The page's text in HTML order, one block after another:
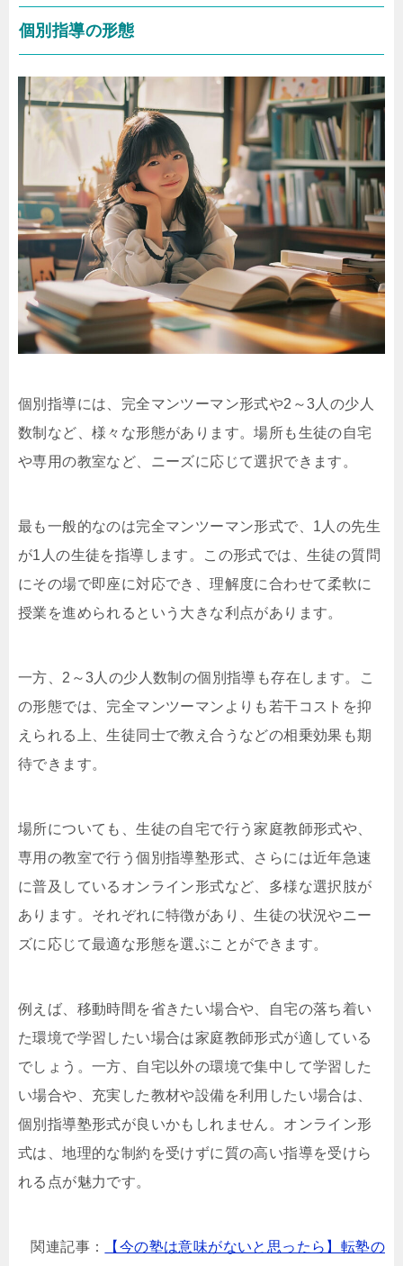
個別指導の形態
個別指導には、完全マンツーマン形式や2～3人の少人
数制など、様々な形態があります。場所も生徒の自宅
や専用の教室など、ニーズに応じて選択できます。
最も一般的なのは完全マンツーマン形式で、1人の先生
が1人の生徒を指導します。この形式では、生徒の質問
にその場で即座に対応でき、理解度に合わせて柔軟に
授業を進められるという大きな利点があります。
一方、2～3人の少人数制の個別指導も存在します。こ
の形態では、完全マンツーマンよりも若干コストを抑
えられる上、生徒同士で教え合うなどの相乗効果も期
待できます。
場所についても、生徒の自宅で行う家庭教師形式や、
専用の教室で行う個別指導塾形式、さらには近年急速
に普及しているオンライン形式など、多様な選択肢が
あります。それぞれに特徴があり、生徒の状況やニー
ズに応じて最適な形態を選ぶことができます。
例えば、移動時間を省きたい場合や、自宅の落ち着い
た環境で学習したい場合は家庭教師形式が適している
でしょう。一方、自宅以外の環境で集中して学習した
い場合や、充実した教材や設備を利用したい場合は、
個別指導塾形式が良いかもしれません。オンライン形
式は、地理的な制約を受けずに質の高い指導を受けら
れる点が魅力です。
関連記事：
【今の塾は意味がないと思ったら】転塾の